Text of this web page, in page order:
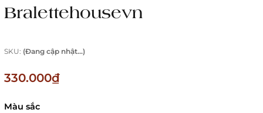
Bralettehousevn
SKU: (Đang cập nhật...)
330.000₫
Màu sắc